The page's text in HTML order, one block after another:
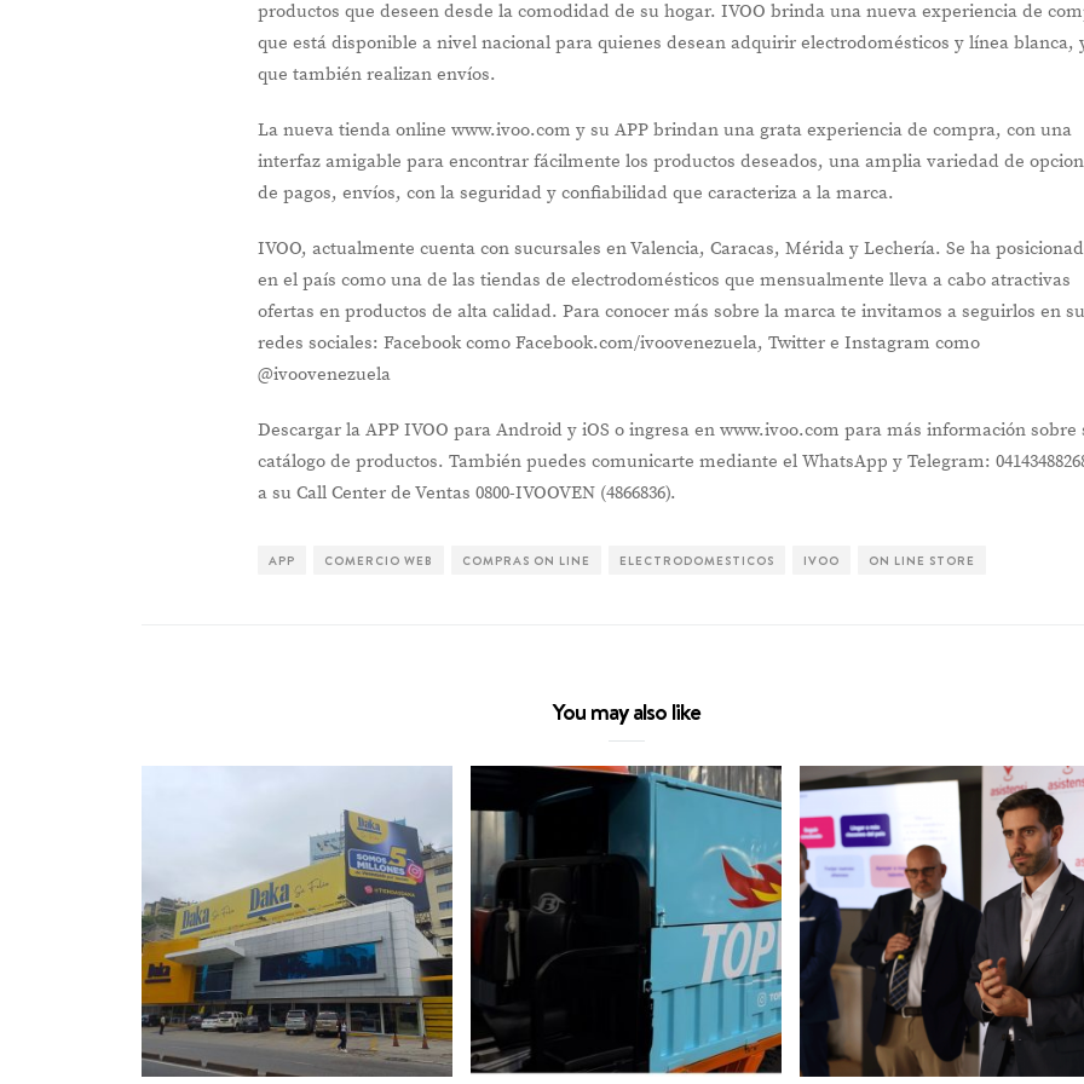
productos que deseen desde la comodidad de su hogar. IVOO brinda una nueva experiencia de
que está disponible a nivel nacional para quienes desean adquirir electrodomésticos y línea blanca,
que también realizan envíos.
La nueva tienda online www.ivoo.com y su APP brindan una grata experiencia de compra, con una
interfaz amigable para encontrar fácilmente los productos deseados, una amplia variedad de
de pagos, envíos, con la seguridad y confiabilidad que caracteriza a la marca.
IVOO, actualmente cuenta con sucursales en Valencia, Caracas, Mérida y Lechería. Se ha
en el país como una de las tiendas de electrodomésticos que mensualmente lleva a cabo atractivas
ofertas en productos de alta calidad. Para conocer más sobre la marca te invitamos a seguirlos en
redes sociales: Facebook como Facebook.com/ivoovenezuela, Twitter e Instagram como
@ivoovenezuela
Descargar la APP IVOO para Android y iOS o ingresa en www.ivoo.com para más información sobre
catálogo de productos. También puedes comunicarte mediante el WhatsApp y Telegram:
a su Call Center de Ventas 0800-IVOOVEN (4866836).
APP COMERCIO WEB COMPRAS ON LINE ELECTRODOMESTICOS IVOO ON LINE STORE
You may also like